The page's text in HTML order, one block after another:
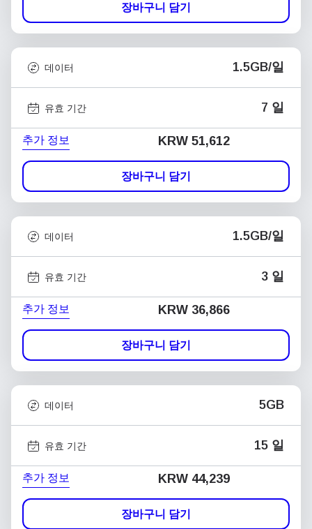
장바구니 담기
데이터 1.5GB/일
유효 기간 7 일
추가 정보 KRW 51,612
장바구니 담기
데이터 1.5GB/일
유효 기간 3 일
추가 정보 KRW 36,866
장바구니 담기
데이터 5GB
유효 기간 15 일
추가 정보 KRW 44,239
장바구니 담기